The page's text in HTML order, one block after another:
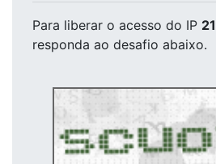
Para liberar o acesso do IP
responda ao desafio abaixo.